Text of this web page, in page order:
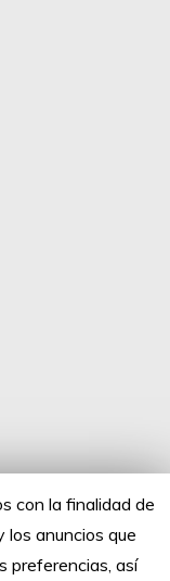
con la finalidad de
anuncios que
preferencias, así